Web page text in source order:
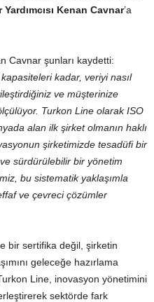
Kenan Cavnar’a
Cavnar şunları kaydetti:
kadar, veriyi nasıl
ve müşterinize
Turkon Line olarak ISO
alan ilk şirket olmanın haklı
şirketimizde tesadüfi bir
sürdürülebilir bir yönetim
bu sistematik yaklaşımla
ve çevreci çözümler
bir sertifika değil, şirketin
geleceğe hazırlama
Line, inovasyon yönetimini
sektörde fark